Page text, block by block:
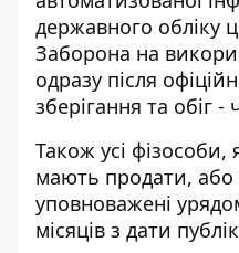
державного обліку
Заборона на
одразу після
зберігання та обіг -
Також усі
мають продати, або
уповноважені
місяців з дати